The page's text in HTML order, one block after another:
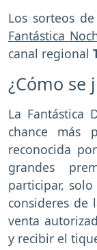
Los sorteos
Fantástica
canal regional
¿Cómo se
La Fantástica
chance más
reconocida
grandes
participar,
consideres
venta
y recibir el